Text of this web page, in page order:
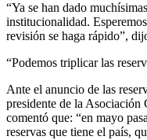
“Ya se han dado
institucionalidad.
revisión se haga rápido”,
“Podemos triplicar las
Ante el anuncio de las
presidente de la Asociación
comentó que: “en mayo
reservas que tiene el país,